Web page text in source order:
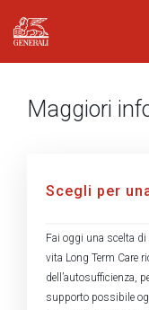
Generali logo
Maggiori
Scegli per
Fai oggi una scelta
vita Long Term Care
dell’autosufficienza,
supporto possibile